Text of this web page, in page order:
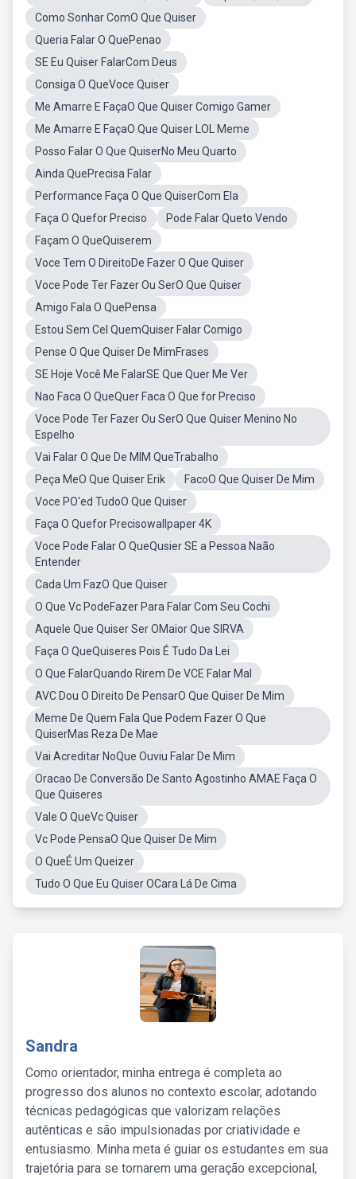
Como Sonhar ComO Que Quiser
Queria Falar O QuePenao
SE Eu Quiser FalarCom Deus
Consiga O QueVoce Quiser
Me Amarre E FaçaO Que Quiser Comigo Gamer
Me Amarre E FaçaO Que Quiser LOL Meme
Posso Falar O Que QuiserNo Meu Quarto
Ainda QuePrecisa Falar
Performance Faça O Que QuiserCom Ela
Faça O Quefor Preciso
Pode Falar Queto Vendo
Façam O QueQuiserem
Voce Tem O DireitoDe Fazer O Que Quiser
Voce Pode Ter Fazer Ou SerO Que Quiser
Amigo Fala O QuePensa
Estou Sem Cel QuemQuiser Falar Comigo
Pense O Que Quiser De MimFrases
SE Hoje Você Me FalarSE Que Quer Me Ver
Nao Faca O QueQuer Faca O Que for Preciso
Voce Pode Ter Fazer Ou SerO Que Quiser Menino No
Espelho
Vai Falar O Que De MIM QueTrabalho
Peça MeO Que Quiser Erik
FacoO Que Quiser De Mim
Voce PO'ed TudoO Que Quiser
Faça O Quefor Precisowallpaper 4K
Voce Pode Falar O QueQusier SE a Pessoa Naão
Entender
Cada Um FazO Que Quiser
O Que Vc PodeFazer Para Falar Com Seu Cochi
Aquele Que Quiser Ser OMaior Que SIRVA
Faça O QueQuiseres Pois É Tudo Da Lei
O Que FalarQuando Rirem De VCE Falar Mal
AVC Dou O Direito De PensarO Que Quiser De Mim
Meme De Quem Fala Que Podem Fazer O Que
QuiserMas Reza De Mae
Vai Acreditar NoQue Ouviu Falar De Mim
Oracao De Conversão De Santo Agostinho AMAE Faça O
Que Quiseres
Vale O QueVc Quiser
Vc Pode PensaO Que Quiser De Mim
O QueÉ Um Queizer
Tudo O Que Eu Quiser OCara Lá De Cima
Sandra
Como orientador, minha entrega é completa ao
progresso dos alunos no contexto escolar, adotando
técnicas pedagógicas que valorizam relações
autênticas e são impulsionadas por criatividade e
entusiasmo. Minha meta é guiar os estudantes em sua
trajetória para se tornarem uma geração excepcional,